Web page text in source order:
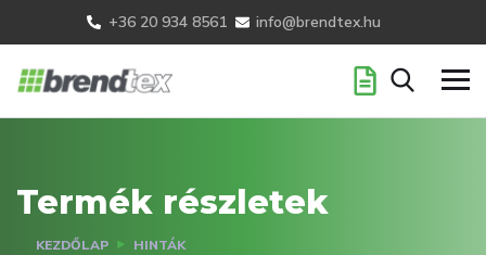
+36 20 934 8561 info@brendtex.hu
Termék részletek
KEZDŐLAP
HINTÁK